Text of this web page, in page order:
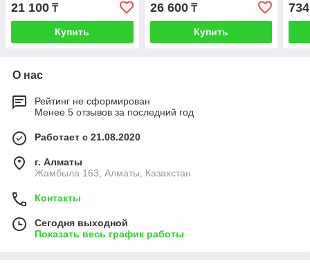
21 100 ₸
Купить
26 600₸
Купить
О нас
Рейтинг не сформирован
Менее 5 отзывов за последний год
Работает с 21.08.2020
г. Алматы
Жамбыла 163, Алматы, Казахстан
Контакты
Сегодня выходной
Показать весь график работы